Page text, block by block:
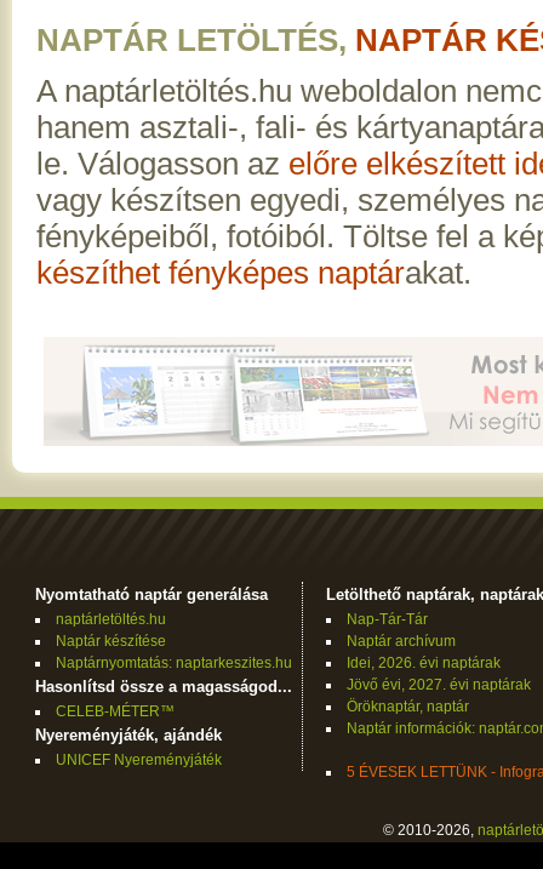
NAPTÁR LETÖLTÉS, NAPTÁR
A naptárletöltés.hu weboldalon
hanem asztali-, fali- és
le. Válogasson az előre elkészített
vagy készítsen egyedi, személyes
fényképeiből, fotóiból. Töltse fel a
készíthet fényképes naptárakat.
Nyomtatható naptár generálása
naptárletöltés.hu
Naptár készítése
Naptárnyomtatás: naptarkeszites.hu
Hasonlítsd össze a magasságod...
CELEB-MÉTER™
Nyereményjáték, ajándék
UNICEF Nyereményjáték
Letölthető naptárak, naptárak
Nap-Tár-Tár
Naptár archívum
Idei, 2026. évi naptárak
Jövő évi, 2027. évi naptárak
Öröknaptár, naptár
Naptár információk:
5 ÉVESEK LETTÜNK -
© 2010-2026,